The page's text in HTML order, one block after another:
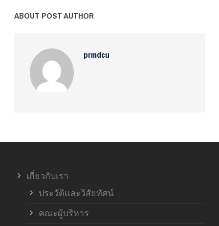
ABOUT POST AUTHOR
prmdcu
เกี่ยวกับเรา
ประวัติและวิสัยทัศน์
คณะผู้บริหาร